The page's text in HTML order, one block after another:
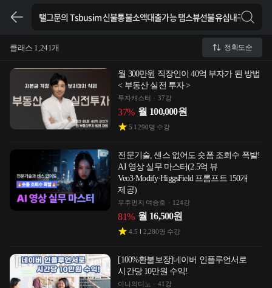
클래스 1,241개 정확도순
월 300만원 직장인이 40억 부자가 된 방법
< 부동산 실전 투자 >
투자캐스터 37강
37% 월 100,000원
5 290명 수강
전문기술, 센스 없어도 숏폼 조회수 폭발!
AI 영상 실무 마스터(2.5억 뷰
Veo3·Modify·HiggsField 프롬프트 150개
제공)
우주먼지 여승호 124강
81% 월 16,500원
4.5 2,280명 수강
[100%환불보장]네이버 인플루언서로
시간당 10만원 수익!
아나의디노 41강